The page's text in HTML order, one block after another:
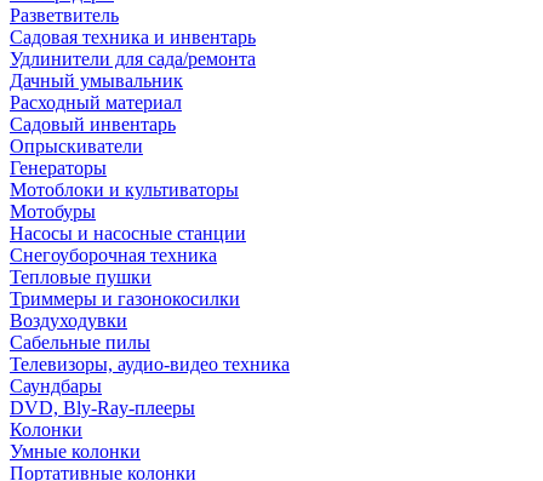
Разветвитель
Садовая техника и инвентарь
Удлинители для сада/ремонта
Дачный умывальник
Расходный материал
Садовый инвентарь
Опрыскиватели
Генераторы
Мотоблоки и культиваторы
Мотобуры
Насосы и насосные станции
Снегоуборочная техника
Тепловые пушки
Триммеры и газонокосилки
Воздуходувки
Сабельные пилы
Телевизоры, аудио-видео техника
Саундбары
DVD, Bly-Ray-плееры
Колонки
Умные колонки
Портативные колонки